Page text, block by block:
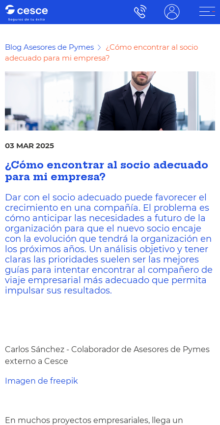
Blog Asesores de Pymes
¿Cómo encontrar al socio
adecuado para mi empresa?
03 MAR 2025
¿Cómo encontrar al socio adecuado
para mi empresa?
Dar con el socio adecuado puede favorecer el
crecimiento en una compañía. El problema es
cómo anticipar las necesidades a futuro de la
organización para que el nuevo socio encaje
con la evolución que tendrá la organización en
los próximos años. Un análisis objetivo y tener
claras las prioridades suelen ser las mejores
guías para intentar encontrar al compañero de
viaje empresarial más adecuado que permita
impulsar sus resultados.
Carlos Sánchez - Colaborador de Asesores de Pymes
externo a Cesce
Imagen de freepik
En muchos proyectos empresariales, llega un